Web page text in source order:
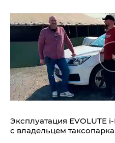
Эксплуатация EVOLUTE
с владельцем таксопарка